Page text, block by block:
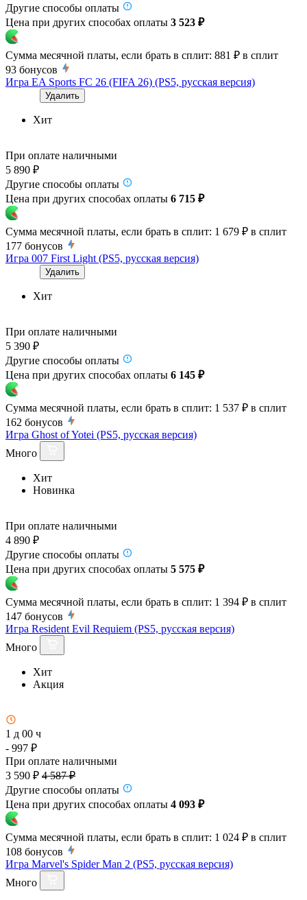
Другие способы оплаты
Цена при других способах оплаты 3 523 ₽
Сумма месячной платы, если брать в сплит: 881 ₽ в сплит
93 бонусов
Игра EA Sports FC 26 (FIFA 26) (PS5, русская версия)
Удалить
Хит
При оплате наличными
5 890 ₽
Другие способы оплаты
Цена при других способах оплаты 6 715 ₽
Сумма месячной платы, если брать в сплит: 1 679 ₽ в сплит
177 бонусов
Игра 007 First Light (PS5, русская версия)
Удалить
Хит
При оплате наличными
5 390 ₽
Другие способы оплаты
Цена при других способах оплаты 6 145 ₽
Сумма месячной платы, если брать в сплит: 1 537 ₽ в сплит
162 бонусов
Игра Ghost of Yotei (PS5, русская версия)
Много
Хит
Новинка
При оплате наличными
4 890 ₽
Другие способы оплаты
Цена при других способах оплаты 5 575 ₽
Сумма месячной платы, если брать в сплит: 1 394 ₽ в сплит
147 бонусов
Игра Resident Evil Requiem (PS5, русская версия)
Много
Хит
Акция
1 д 00 ч
- 997 ₽
При оплате наличными
3 590 ₽ 4 587 ₽
Другие способы оплаты
Цена при других способах оплаты 4 093 ₽
Сумма месячной платы, если брать в сплит: 1 024 ₽ в сплит
108 бонусов
Игра Marvel's Spider Man 2 (PS5, русская версия)
Много